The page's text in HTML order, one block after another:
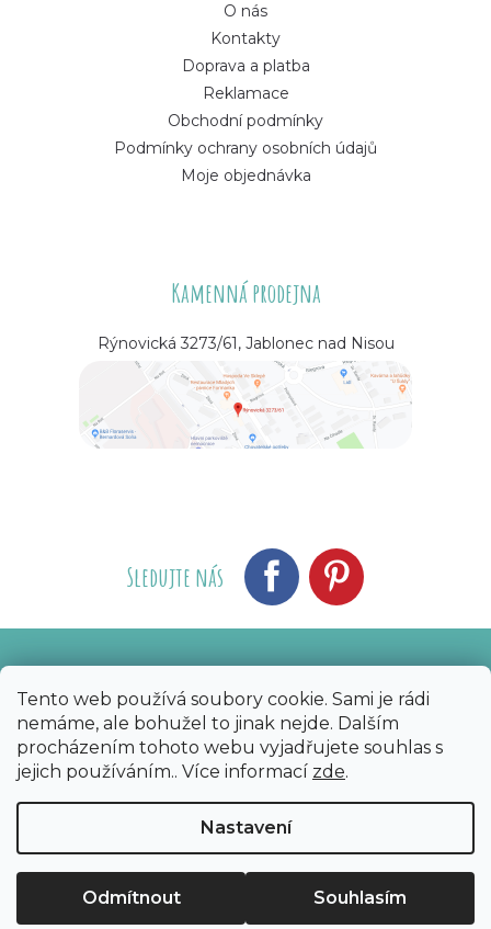
Tento web používá soubory cookie. Sami je rádi
nemáme, ale bohužel to jinak nejde. Dalším
procházením tohoto webu vyjadřujete souhlas s
jejich používáním.. Více informací zde.
Nastavení
Odmítnout Souhlasím
O nás
Kontakty
Doprava a platba
Reklamace
Obchodní podmínky
Podmínky ochrany osobních údajů
Moje objednávka
Kamenná prodejna
Rýnovická 3273/61, Jablonec nad Nisou
Sledujte nás
Copyright 2026 Bijoux Components - Svět
korálků. Všechna práva vyhrazena.
Sleva 50 Kč na první nákup?​ Ano Ne